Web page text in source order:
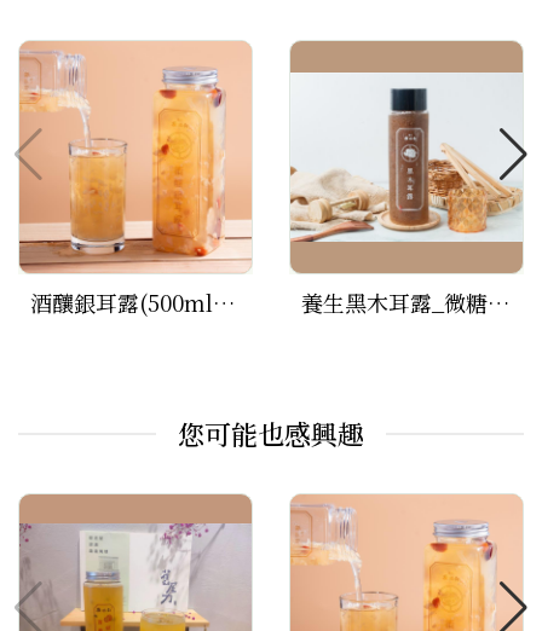
酒釀銀耳露(500ml*1瓶) 養生黑木耳露_微糖(500ml*1瓶)
您可能也感興趣